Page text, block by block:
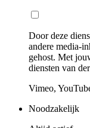
Door deze
andere media-
gehost. Met
diensten van
Vimeo,
Noodzakelijk